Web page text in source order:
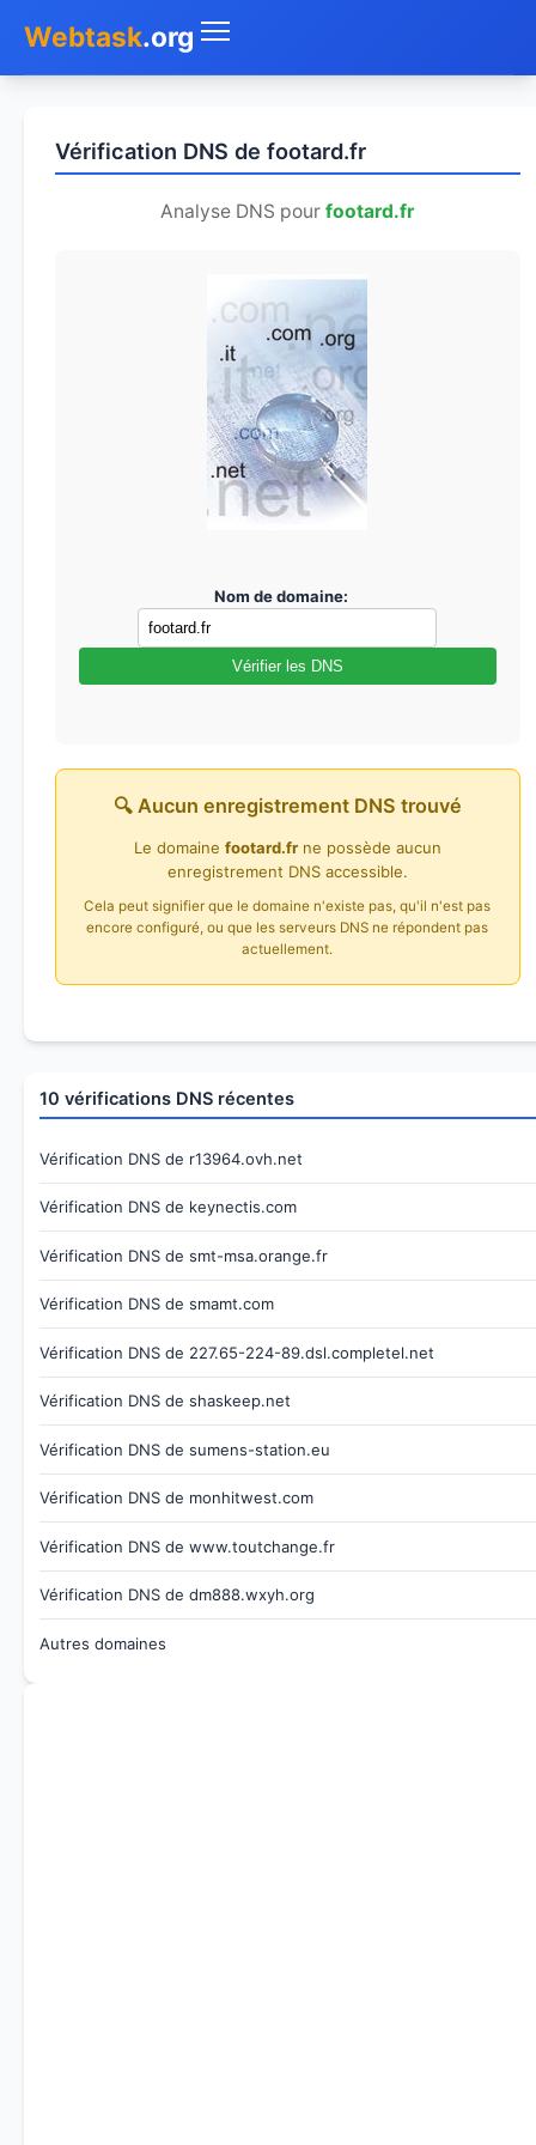
Webtask.org
Whois
Vérification DNS de footard.fr
Analyse DNS pourfootard.fr
Nom de domaine:
Vérifier les DNS
🔍 Aucun enregistrement DNS trouvé
Le domaine footard.frne possède aucun
enregistrement DNS accessible.
Cela peut signifier que le domaine n'existe pas, qu'il n'est pas
encore configuré, ou que les serveurs DNS ne répondent pas
actuellement.
10 vérifications DNS récentes
Vérification DNS de r13964.ovh.net
Vérification DNS de keynectis.com
Vérification DNS de smt-msa.orange.fr
Vérification DNS de smamt.com
Vérification DNS de 227.65-224-89.dsl.completel.net
Vérification DNS de shaskeep.net
Vérification DNS de sumens-station.eu
Vérification DNS de monhitwest.com
Vérification DNS de www.toutchange.fr
Vérification DNS de dm888.wxyh.org
Autres domaines